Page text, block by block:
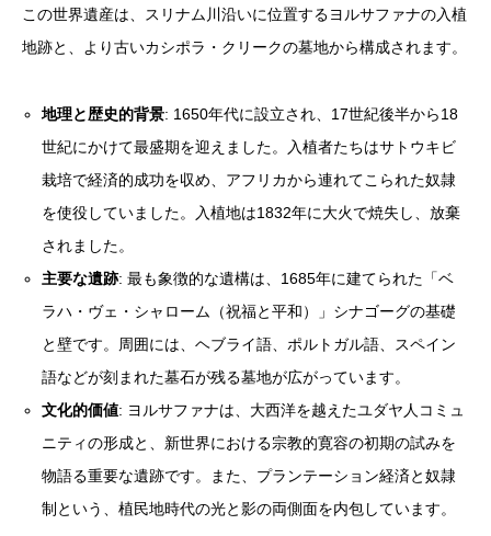
この世界遺産は、スリナム川沿いに位置するヨルサファナの入植
地跡と、より古いカシポラ・クリークの墓地から構成されます。
地理と歴史的背景: 1650年代に設立され、17世紀後半から18
世紀にかけて最盛期を迎えました。入植者たちはサトウキビ
栽培で経済的成功を収め、アフリカから連れてこられた奴隷
を使役していました。入植地は1832年に大火で焼失し、放棄
されました。
主要な遺跡: 最も象徴的な遺構は、1685年に建てられた「ベ
ラハ・ヴェ・シャローム（祝福と平和）」シナゴーグの基礎
と壁です。周囲には、ヘブライ語、ポルトガル語、スペイン
語などが刻まれた墓石が残る墓地が広がっています。
文化的価値: ヨルサファナは、大西洋を越えたユダヤ人コミュ
ニティの形成と、新世界における宗教的寛容の初期の試みを
物語る重要な遺跡です。また、プランテーション経済と奴隷
制という、植民地時代の光と影の両側面を内包しています。